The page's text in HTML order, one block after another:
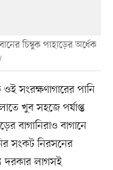
চিম্বুক পাহাড়ের অর্ধেক
সংরক্ষণাগারের পানি
খুব সহজে পর্যাপ্ত
বাগানিরাও বাগানে
সংকট নিরসনের
দরকার লাগসই